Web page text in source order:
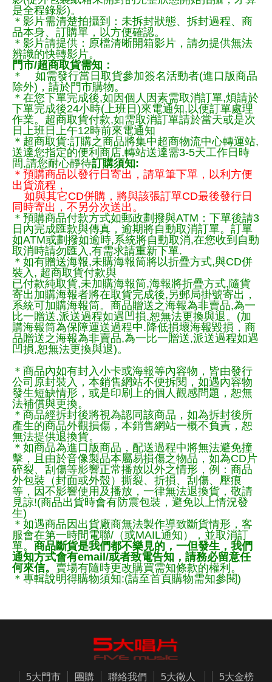
是全程錄影)。
＊影片需清楚拍攝到：未拆封狀態、拆封過程、商
品本身、訂購單，以方便確認。
＊影片請提供：原檔清晰開箱影片，請勿提供無法
辨識的快轉影片。
門市/超商取貨需知：
＊ 如需發行當日取貨參加簽名活動者(進口版商品
除外)，請於門市購物。
＊在您下單完成後,如因個人因素需取消訂單,煩請於
下單完成後24小時(上班日)來電通知,以便訂單處理
作業。超商取貨付款,如需取消訂單請於當天或是次
日上班日上午12時前來電通知
＊超商取貨:訂購之商品將集中超商物流中心轉運站,
送達您指定的便利商店,轉站送達需3-5天工作日時
間,請您耐心靜待訂購須知:
＊預購商品以發行日寄出，請單筆下單，以利方便
出貨流程，
如與其它CD併購，將與該張訂單CD最後發行日
同時寄出，不另分次送出。
＊預購商品付款方式如郵政劃撥與ATM：下單後請3
日內完成匯款與傳真，逾期將自動取消訂單。訂單
如ATM或劃撥如逾時,系統將自動取消,在您收到自動
取消時請勿匯入,有需求請重新下單.
＊如有贈送海報,未購海報筒將以折疊方式,與CD併
裝入, 超商取貨付款與
已付款純取貨,未加購海報筒,海報將折疊方式,隨貨
寄出加購海報者將在取貨完成後,另郵局掛號寄出，
系統可加購海報筒。商品贈送之海報為非賣品,為一
比一贈送,派送過程如遇凹損,恕無法更換與退。(加
購海報筒為保障運送過程中.降低損壞海報毀損，商
品贈送之海報為非賣品,為一比一贈送,派送過程如遇
凹損,恕無法更換與退)。
＊商品內如有封入小卡或海報等內容物，皆由發行
公司原封裝入，本銷售網站不便拆閱，如遇內容物
發生短缺情形，或是印刷上的個人觀感問題，恕無
法補償與更換。
＊商品經拆封後將視為認同該商品，如為拆封後所
產生的商品外觀損傷，本銷售網站一概不負責，恕
無法提供退換貨。
＊如商品為進口版商品，配送過程中將無法避免撞
擊，且由於音像製品本屬易損傷之物品，如為CD片
碎裂、刮傷等影響正常播放以外之情形，例：商品
外包裝（封面或外殼）撕裂、折損、刮傷、壓痕
等，因不影響使用及播放，一律無法退換貨，敬請
見諒!(商品出貨時會有防震包裝，避免以上情況發
生)
＊如遇商品因出貨廠商無法製作導致斷貨情形，客
服會在第一時間電聯/（或MAIL通知），並取消訂
單。 商品斷貨是我們都不樂見的，一但發生，我們
通知方式會有email/或者致電告知，請務必留意任
何來信。 賣場有隨時更改購買需知條款的權利。
＊專輯說明得購物須知:(請至首頁購物需知參閱)
5大門市 團購 聯絡我們 5大徵人 5大金榜